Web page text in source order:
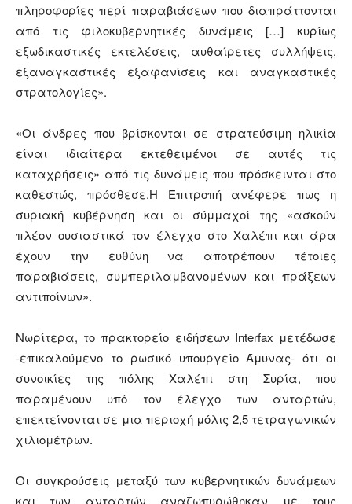
πληροφορίες περί παραβιάσεων που διαπράττονται
από τις φιλοκυβερνητικές δυνάμεις […] κυρίως
εξωδικαστικές εκτελέσεις, αυθαίρετες συλλήψεις,
εξαναγκαστικές εξαφανίσεις και αναγκαστικές
στρατολογίες».
«Οι άνδρες που βρίσκονται σε στρατεύσιμη ηλικία
είναι ιδιαίτερα εκτεθειμένοι σε αυτές τις
καταχρήσεις» από τις δυνάμεις που πρόσκεινται στο
καθεστώς, πρόσθεσε.Η Επιτροπή ανέφερε πως η
συριακή κυβέρνηση και οι σύμμαχοί της «ασκούν
πλέον ουσιαστικά τον έλεγχο στο Χαλέπι και άρα
έχουν την ευθύνη να αποτρέπουν τέτοιες
παραβιάσεις, συμπεριλαμβανομένων και πράξεων
αντιποίνων».
Νωρίτερα, το πρακτορείο ειδήσεων Interfax μετέδωσε
-επικαλούμενο το ρωσικό υπουργείο Άμυνας- ότι οι
συνοικίες της πόλης Χαλέπι στη Συρία, που
παραμένουν υπό τον έλεγχο των ανταρτών,
επεκτείνονται σε μια περιοχή μόλις 2,5 τετραγωνικών
χιλιομέτρων.
Οι συγκρούσεις μεταξύ των κυβερνητικών δυνάμεων
και των ανταρτών αναζωπυρώθηκαν με τους